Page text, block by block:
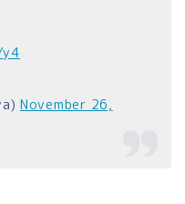
November 26,